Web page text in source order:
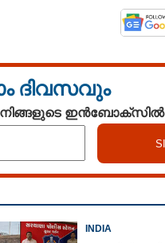
ദിവസവും
ഇൻബോക്സിൽ
INDIA